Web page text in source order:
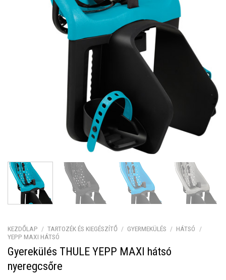
KEZDŐLAP / TARTOZÉK ÉS KIEGÉSZÍTŐ / GYERMEKÜLÉS / HÁTSÓ
/
YEPP MAXI HÁTSÓ
Gyerekülés THULE YEPP MAXI hátsó
nyeregcsőre